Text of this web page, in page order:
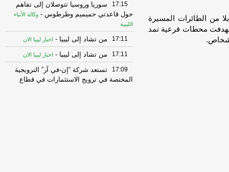
من الطائرات المسيرة
محطات فرعية تمد
17:15
سوريا وروسيا تتوصلان إلى تفاهم
حول قاعدتي حميميم وطرطوس - وكالة الأنباء
الليبية
17:11 من تشاد إلى ليبيا - اخبار ليبيا الان
17:11 من تشاد إلى ليبيا - اخبار ليبيا الان
17:09
تستعد شركة “إن-في آر” النرويجية
المختصة في ترويج الاستثمارات في قطاع